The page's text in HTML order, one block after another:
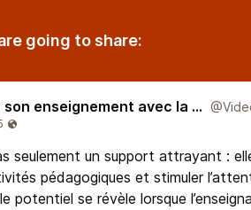
going to share:
Dynamiser son enseignement avec la vidéo
seulement un support attrayant :
pédagogiques et stimuler
potentiel se révèle lorsque